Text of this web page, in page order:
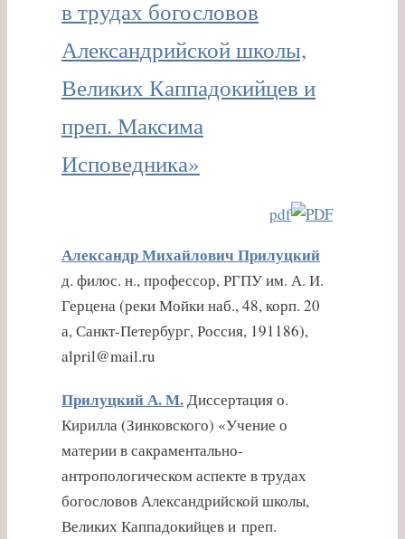
в трудах богословов
Александрийской школы,
Великих Каппадокийцев и
преп. Максима
Исповедника»
pdf
Александр Михайлович Прилуцкий
д. филос. н., профессор, РГПУ им. А. И.
Герцена (реки Мойки наб., 48, корп. 20
а, Санкт-Петербург, Россия, 191186),
alpril@mail.ru
Прилуцкий А. М.Диссертация о.
Кирилла (Зинковского) «Учение о
материи в сакраментально-
антропологическом аспекте в трудах
богословов Александрийской школы,
Великих Каппадокийцев и преп.